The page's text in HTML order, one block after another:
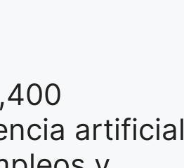
artificial